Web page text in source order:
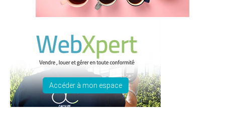
Accéder à mon espace